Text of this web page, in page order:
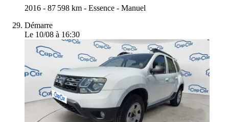
2016 - 87 598 km - Essence - Manuel
Démarre
Le 10/08 à 16:30